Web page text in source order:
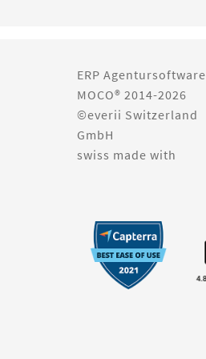
ERP Agentursoftware
MOCO® 2014-2026
©everii Switzerland
GmbH
swiss made with